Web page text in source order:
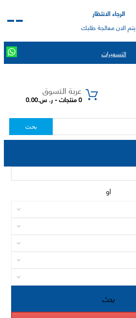
الرجاء الانتظار
يتم الان معالجة طلبك
التسعيرات
عربة التسوق
0 منتجات - ر. س.0.00
بحث
او
بحث